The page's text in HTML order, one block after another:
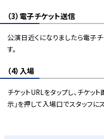
（3）電子チケット送信
公演日近くになりましたら電子
す。
（4）入場
チケットURLをタップし、チケッ
示」を押して入場口でスタッフに